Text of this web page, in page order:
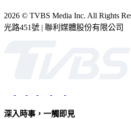
2026 © TVBS Media Inc. All Rights
光路451號 | 聯利媒體股份有限公司
深入時事，一觸即見